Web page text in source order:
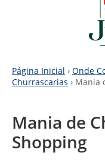
Página Inicial › Onde
Churrascarias › Mania
Mania de
Shopping